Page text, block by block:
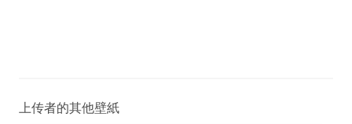
上传者的其他壁紙